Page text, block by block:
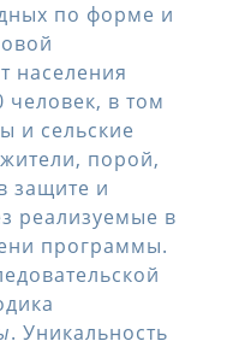
по форме и
населения
человек, в том
и сельские
порой,
защите и
реализуемые в
программы.
. Уникальность